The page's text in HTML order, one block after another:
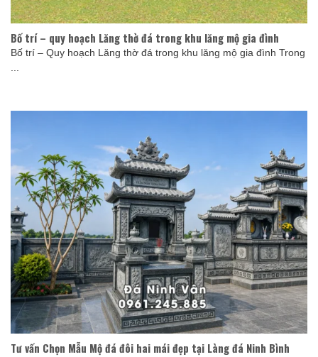
Bố trí – quy hoạch Lăng thờ đá trong khu lăng mộ gia đình
Bố trí – Quy hoạch Lăng thờ đá trong khu lăng mộ gia đình Trong
...
Tư vấn Chọn Mẫu Mộ đá đôi hai mái đẹp tại Làng đá Ninh Bình